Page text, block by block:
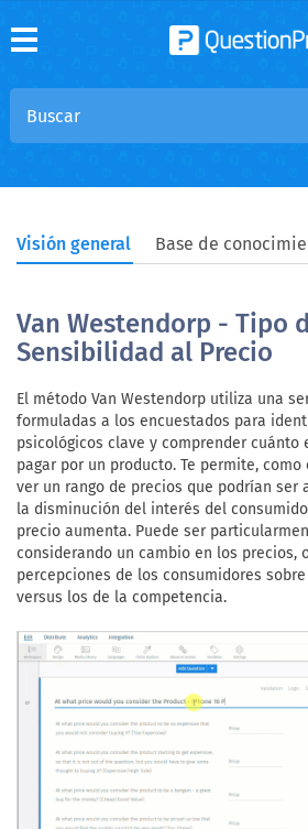
Visión general
Van Westendorp - Tipo
Sensibilidad al Precio
El método Van Westendorp utiliza una
formuladas a los encuestados para
psicológicos clave y comprender cuánto
pagar por un producto. Te permite,
ver un rango de precios que podrían ser
la disminución del interés del
precio aumenta. Puede ser
considerando un cambio en los precios,
percepciones de los consumidores
versus los de la competencia.